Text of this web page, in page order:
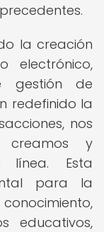
la creación
electrónico,
gestión de
redefinido la
nos
y
línea. Esta
para la
educativos,